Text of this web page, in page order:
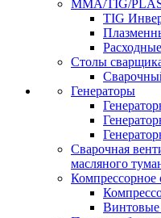
MMA/TIG/
TIG
Столы
Генераторы
Сварочная
масляного
Компрессорное
Винтовые